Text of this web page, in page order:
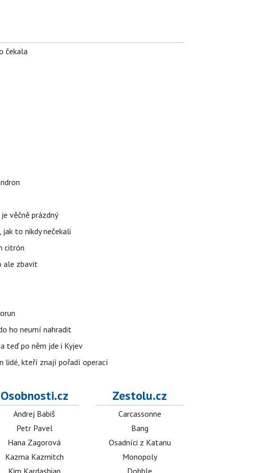
čekala
věčně prázdný
to nikdy nečekali
citrón
ale zbavit
ho neumí nahradit
teď po něm jde i Kyjev
lidé, kteří znají pořadí operací
Osobnosti.cz
Andrej Babiš
Petr Pavel
Hana Zagorová
Kazma Kazmitch
Kim Kardashian
Zestolu.cz
Carcassonne
Bang
Osadníci z Katanu
Monopoly
Dobble